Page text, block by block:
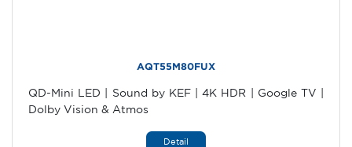
AQT55M80FUX
QD-Mini LED | Sound by KEF | 4K HDR | Google TV |
Dolby Vision & Atmos
Detail